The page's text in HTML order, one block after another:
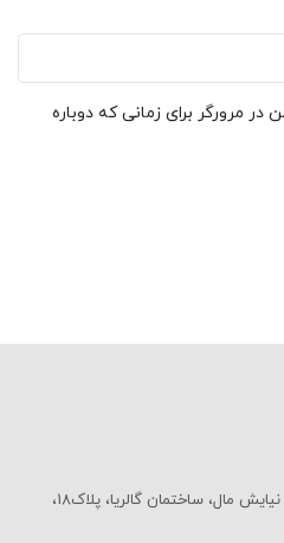
در مرورگر برای زمانی که دوباره
آدرس : جنت آباد مرکزی، جنب نیایش مال، ساختمان گالریا، پلاک18،